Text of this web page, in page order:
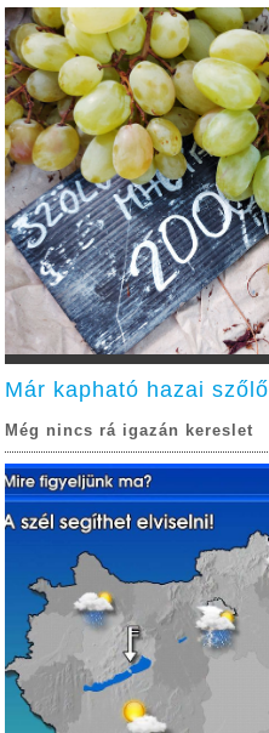
Már kapható hazai szőlő
Még nincs rá igazán kereslet